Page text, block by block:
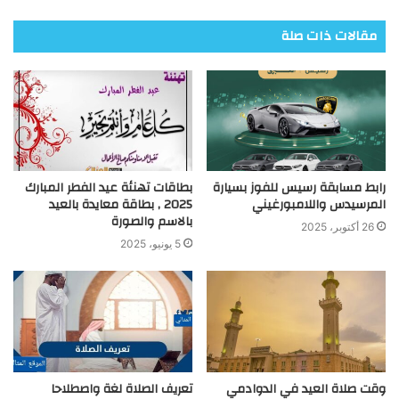
مقالات ذات صلة
رابط مسابقة رسيس للفوز بسيارة
المرسيدس واللامبورغيني
26 أكتوبر، 2025
بطاقات تهنئة عيد الفطر المبارك
2025 , بطاقة معايدة بالعيد
بالاسم والصورة
5 يونيو، 2025
وقت صلاة العيد في الدوادمي تعريف الصلاة لغة واصطلاحا